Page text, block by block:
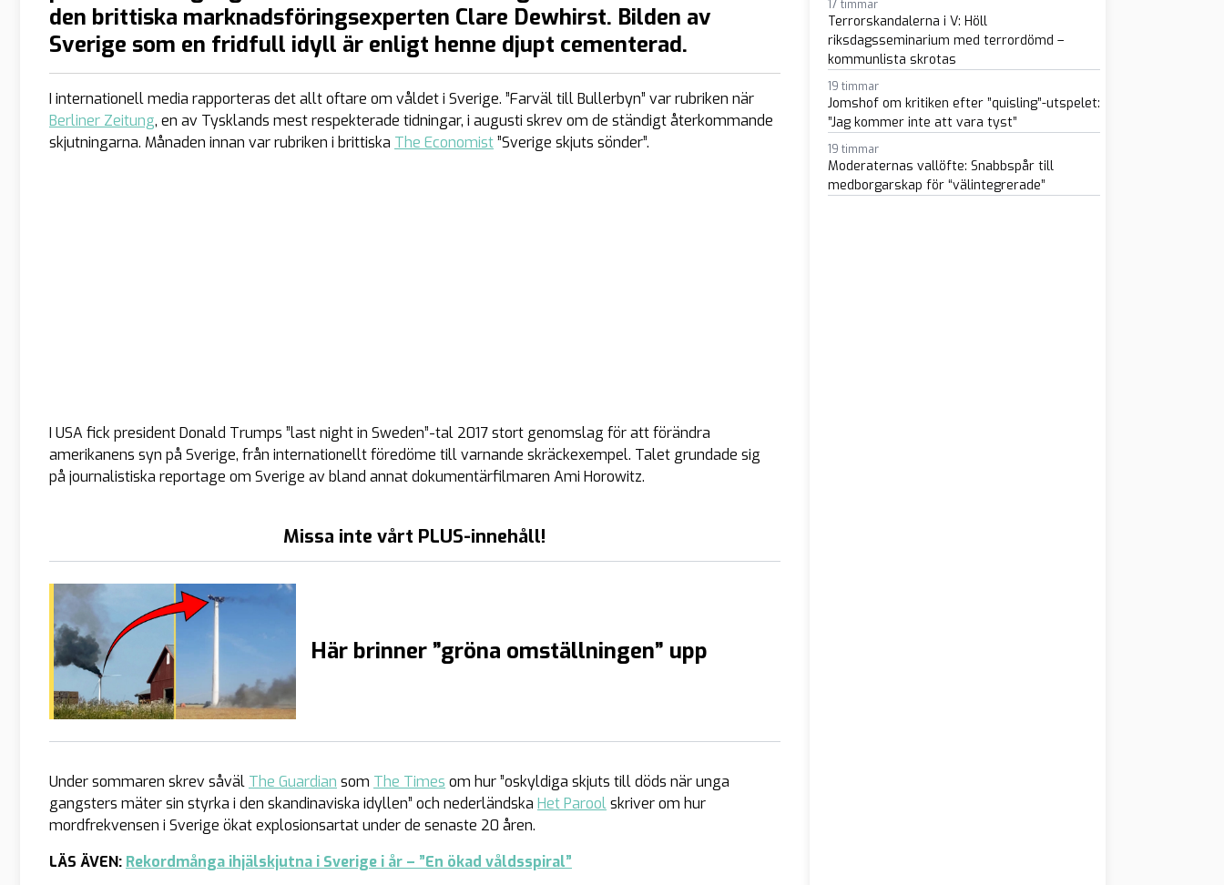
den brittiska marknadsföringsexperten Clare Dewhirst. Bilden av
Sverige som en fridfull idyll är enligt henne djupt cementerad.
I internationell media rapporteras det allt oftare om våldet i Sverige. ”Farväl till Bullerbyn” var rubriken när
Berliner Zeitung, en av Tysklands mest respekterade tidningar, i augusti skrev om de ständigt återkommande
skjutningarna. Månaden innan var rubriken i brittiska The Economist”Sverige skjuts sönder”.
I USA fick president Donald Trumps ”last night in Sweden”-tal 2017 stort genomslag för att förändra
amerikanens syn på Sverige, från internationellt föredöme till varnande skräckexempel. Talet grundade sig
på journalistiska reportage om Sverige av bland annat dokumentärfilmaren Ami Horowitz.
Missa inte vårt PLUS-innehåll!
Här brinner ”gröna omställningen” upp
Under sommaren skrev såväl The Guardian som The Times om hur ”oskyldiga skjuts till döds när unga
gangsters mäter sin styrka i den skandinaviska idyllen” och nederländska Het Paroolskriver om hur
mordfrekvensen i Sverige ökat explosionsartat under de senaste 20 åren.
LÄS ÄVEN: Rekordmånga ihjälskjutna i Sverige i år – ”En ökad våldsspiral”
17 timmar
Terrorskandalerna i V: Höll
riksdagsseminarium med terrordömd –
kommunlista skrotas
19 timmar
Jomshof om kritiken efter ”quisling”-utspelet:
”Jag kommer inte att vara tyst”
19 timmar
Moderaternas vallöfte: Snabbspår till
medborgarskap för “välintegrerade”